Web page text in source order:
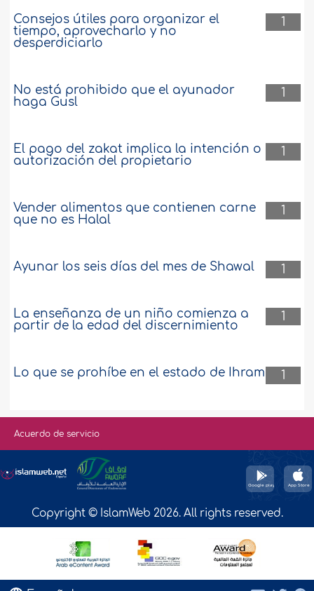
1
Consejos útiles para organizar el
tiempo, aprovecharlo y no
desperdiciarlo
1
No está prohibido que el ayunador
haga Gusl
1
El pago del zakat implica la intención o
autorización del propietario
1
Vender alimentos que contienen carne
que no es Halal
1
Ayunar los seis días del mes de Shawal
1
La enseñanza de un niño comienza a
partir de la edad del discernimiento
1
Lo que se prohíbe en el estado de Ihram
Acuerdo de servicio
Copyright © IslamWeb 2026. All rights reserved.